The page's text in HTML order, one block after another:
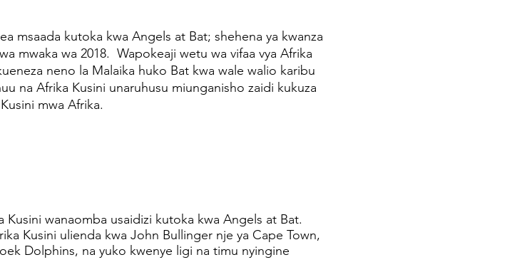
msaada kutoka kwa Angels at Bat; shehena ya kwanza
mwaka wa 2018. Wapokeaji wetu wa vifaa vya Afrika
neno la Malaika huko Bat kwa wale walio karibu
na Afrika Kusini unaruhusu miunganisho zaidi kukuza
Kusini mwa Afrika.
wanaomba usaidizi kutoka kwa Angels at Bat.
Kusini ulienda kwa John Bullinger nje ya Cape Town,
Dolphins, na yuko kwenye ligi na timu nyingine